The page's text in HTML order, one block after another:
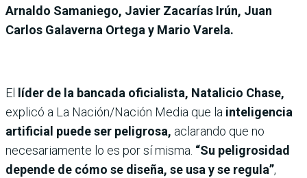
Arnaldo Samaniego, Javier Zacarías Irún, Juan
Carlos Galaverna Ortega y Mario Varela.
El
líder de la bancada oficialista, Natalicio Chase,
explicó a La Nación/Nación Media que la inteligencia
artificial puede ser peligrosa, aclarando que no
necesariamente lo es por sí misma. “Su peligrosidad
depende de cómo se diseña, se usa y se regula”,